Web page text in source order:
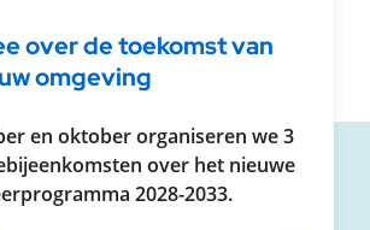
over de toekomst van
omgeving
en oktober organiseren we 3
over het nieuwe
2028-2033.